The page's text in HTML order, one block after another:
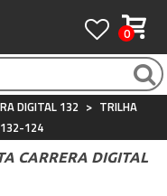
0
Cliente
854 500
24 horas
de €90
SSL o tempo todo
DIGITAL 132 > TRILHA
132-124
CARRERA DIGITAL